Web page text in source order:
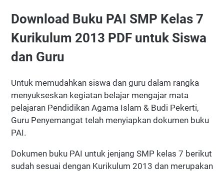
Download Buku PAI SMP Kelas 7
Kurikulum 2013 PDF untuk Siswa
dan Guru
Untuk memudahkan siswa dan guru dalam rangka
menyukseskan kegiatan belajar mengajar mata
pelajaran Pendidikan Agama Islam & Budi Pekerti,
Guru Penyemangat telah menyiapkan dokumen buku
PAI.
Dokumen buku PAI untuk jenjang SMP kelas 7 berikut
sudah sesuai dengan Kurikulum 2013 dan merupakan